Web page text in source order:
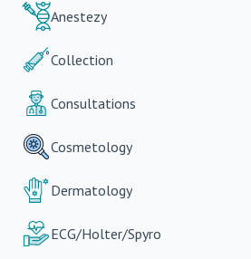
Anestezy
Collection
Consultations
Cosmetology
Dermatology
ECG/Holter/Spyro